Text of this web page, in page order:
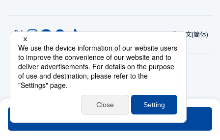
中文(简体)
© Toyoko Inn Co., Ltd.
隐私设置隐私保护政策根据特定商业交易法的标示网站政策
账号使用条款持卡会员条款